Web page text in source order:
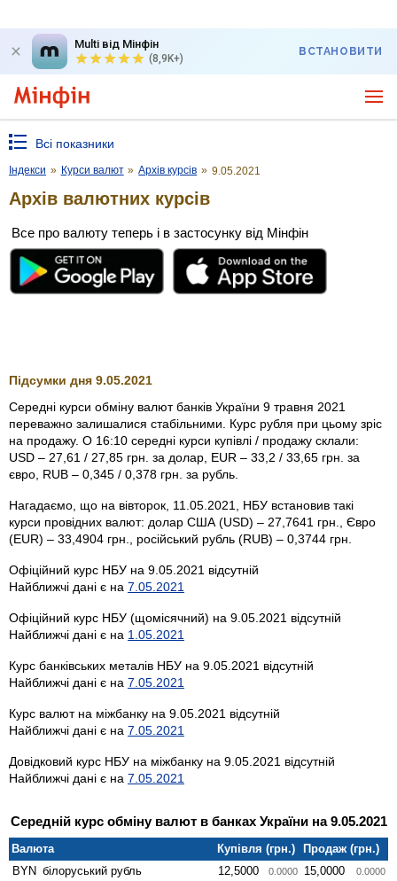
Multi від Мінфін
(8,9K+)
ВСТАНОВИТИ
Всі показники
Індекси » Курси валют » Архів курсів » 9.05.2021
Архів валютних курсів
Все про валюту теперь і в застосунку від Мінфін
Підсумки дня 9.05.2021
Середні курси обміну валют банків України 9 травня 2021
переважно залишалися стабільними. Курс рубля при цьому зріс
на продажу. О 16:10 середні курси купівлі / продажу склали:
USD – 27,61 / 27,85 грн. за долар, EUR – 33,2 / 33,65 грн. за
євро, RUB – 0,345 / 0,378 грн. за рубль.
Нагадаємо, що на вівторок, 11.05.2021, НБУ встановив такі
курси провідних валют: долар США (USD) – 27,7641 грн., Євро
(EUR) – 33,4904 грн., російський рубль (RUB) – 0,3744 грн.
Офіційний курс НБУ на 9.05.2021 відсутній
Найближчі дані є на 7.05.2021
Офіційний курс НБУ (щомісячний) на 9.05.2021 відсутній
Найближчі дані є на 1.05.2021
Курс банківських металів НБУ на 9.05.2021 відсутній
Найближчі дані є на 7.05.2021
Курс валют на міжбанку на 9.05.2021 відсутній
Найближчі дані є на 7.05.2021
Довідковий курс НБУ на міжбанку на 9.05.2021 відсутній
Найближчі дані є на 7.05.2021
Середній курс обміну валют в банках України на 9.05.2021
Валюта Купівля (грн.)
Продаж (грн.)
BYN білоруський рубль 12,5000 0.0000 15,0000 0.0000